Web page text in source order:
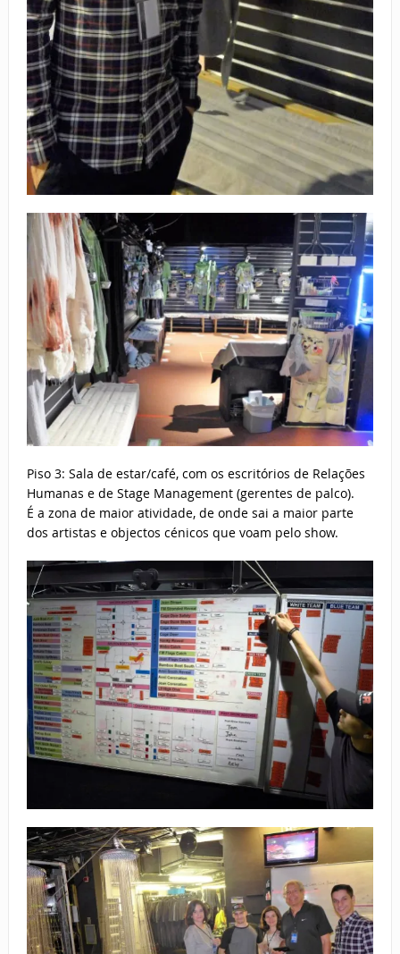
Piso 3: Sala de estar/café, com os escritórios de Relações
Humanas e de Stage Management (gerentes de palco).
É a zona de maior atividade, de onde sai a maior parte
dos artistas e objectos cénicos que voam pelo show.